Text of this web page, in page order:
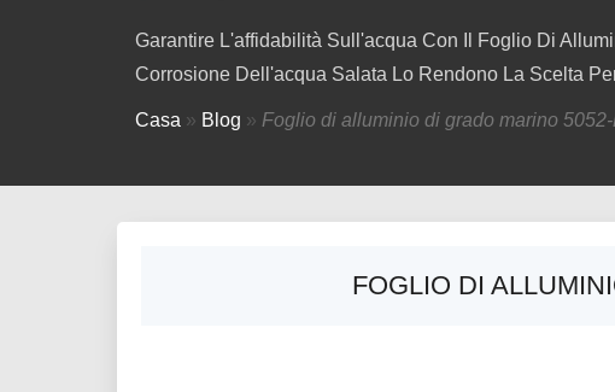
Garantire L'affidabilità Sull'acqua Con Il Foglio Di
Corrosione Dell'acqua Salata Lo Rendono La Scelta
Casa » Blog » Foglio di alluminio di grado marino
FOGLIO DI